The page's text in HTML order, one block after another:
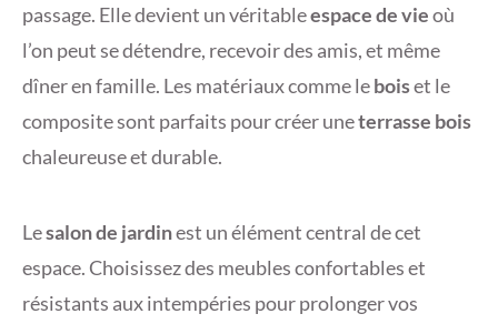
passage. Elle devient un véritableespace de vieoù
l’on peut se détendre, recevoir des amis, et même
dîner en famille. Les matériaux comme leboiset le
composite sont parfaits pour créer uneterrasse bois
chaleureuse et durable.
Lesalon de jardinest un élément central de cet
espace. Choisissez des meubles confortables et
résistants aux intempéries pour prolonger vos